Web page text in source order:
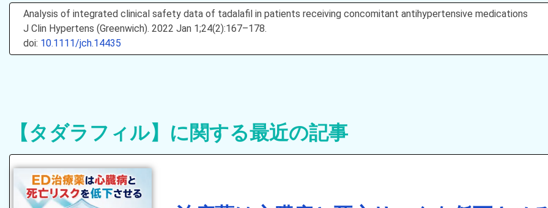
Analysis of integrated clinical safety data of tadalafil in patients receiving concomitant antihypertensive medications
J Clin Hypertens (Greenwich). 2022 Jan 1;24(2):167–178.
doi: 10.1111/jch.14435
【タダラフィル】に関する最近の記事